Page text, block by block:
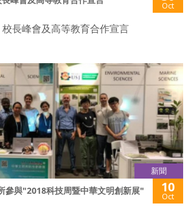
Oct
長峰會及高等教育合作宣言
新聞
參與"2018科技周暨中華文明創新展" 10
Oct